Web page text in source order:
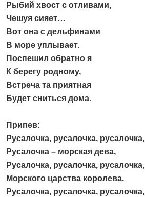
Рыбий хвост с отливами,
Чешуя сияет…
Вот она с дельфинами
В море уплывает.
Поспешил обратно я
К берегу родному,
Встреча та приятная
Будет сниться дома.
Припев:
Русалочка, русалочка, русалочка,
Русалочка – морская дева,
Русалочка, русалочка, русалочка,
Морского царства королева.
Русалочка, русалочка, русалочка,